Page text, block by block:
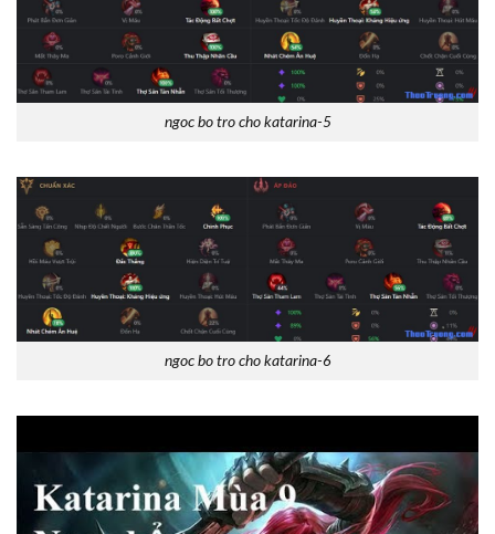
ngoc bo tro cho katarina-5
ngoc bo tro cho katarina-6